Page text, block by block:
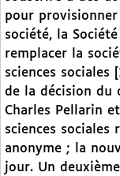
pour
société, la
remplacer la
sciences sociales
de la décision du
Charles Pellarin
sciences sociales
anonyme ; la
jour. Un